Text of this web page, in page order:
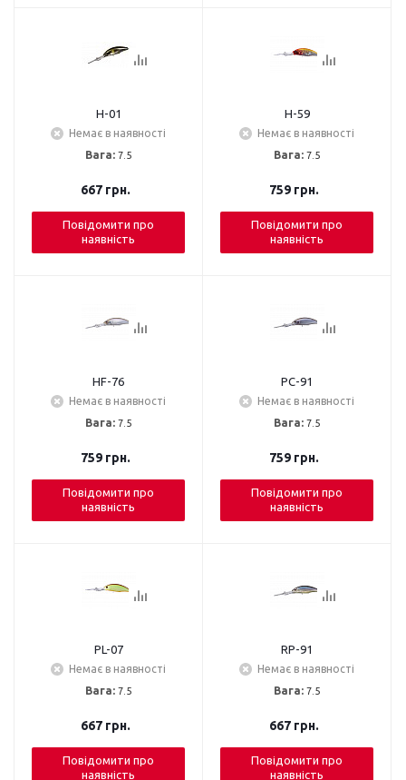
H-01
Немає в наявності
Вага: 7.5
667грн.
Повідомити про
наявність
H-59
Немає в наявності
Вага: 7.5
759грн.
Повідомити про
наявність
HF-76
Немає в наявності
Вага: 7.5
759грн.
Повідомити про
наявність
PC-91
Немає в наявності
Вага: 7.5
759грн.
Повідомити про
наявність
PL-07
Немає в наявності
Вага: 7.5
667грн.
Повідомити про
наявність
RP-91
Немає в наявності
Вага: 7.5
667грн.
Повідомити про
наявність